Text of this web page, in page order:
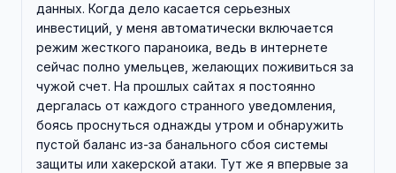
данных. Когда дело касается серьезных
инвестиций, у меня автоматически включается
режим жесткого параноика, ведь в интернете
сейчас полно умельцев, желающих поживиться за
чужой счет. На прошлых сайтах я постоянно
дергалась от каждого странного уведомления,
боясь проснуться однажды утром и обнаружить
пустой баланс из-за банального сбоя системы
защиты или хакерской атаки. Тут же я впервые за